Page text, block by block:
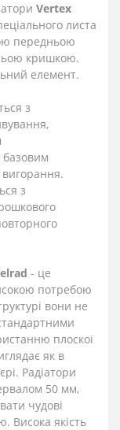
Vertex
листа
передньою
кришкою.
елемент.
з
базовим
вигорання.
з
- це
потребою
вони не
плоскої
як в
Радіатори
50 мм,
чудові
Висока якість